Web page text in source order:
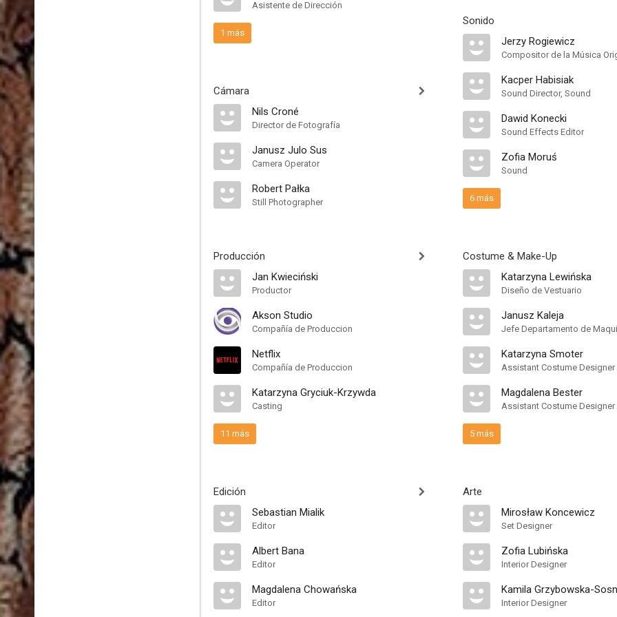
Asistente de Dirección
1 más
Cámara
Nils Croné
Director de Fotografía
Janusz Julo Sus
Camera Operator
Robert Pałka
Still Photographer
Producción
Jan Kwieciński
Productor
Akson Studio
Compañía de Produccion
Netflix
Compañía de Produccion
Katarzyna Gryciuk-Krzywda
Casting
11 más
Edición
Sebastian Mialik
Editor
Albert Bana
Editor
Magdalena Chowańska
Editor
Sonido
Jerzy Rogiewicz
Compositor de la Música
Kacper Habisiak
Sound Director, Sound
Dawid Konecki
Sound Effects Editor
Zofia Moruś
Sound
6 más
Costume & Make-Up
Katarzyna Lewińska
Diseño de Vestuario
Janusz Kaleja
Jefe Departamento de
Katarzyna Smoter
Assistant Costume Designer
Magdalena Bester
Assistant Costume Designer
5 más
Arte
Mirosław Koncewicz
Set Designer
Zofia Lubińska
Interior Designer
Kamila Grzybowska-
Interior Designer